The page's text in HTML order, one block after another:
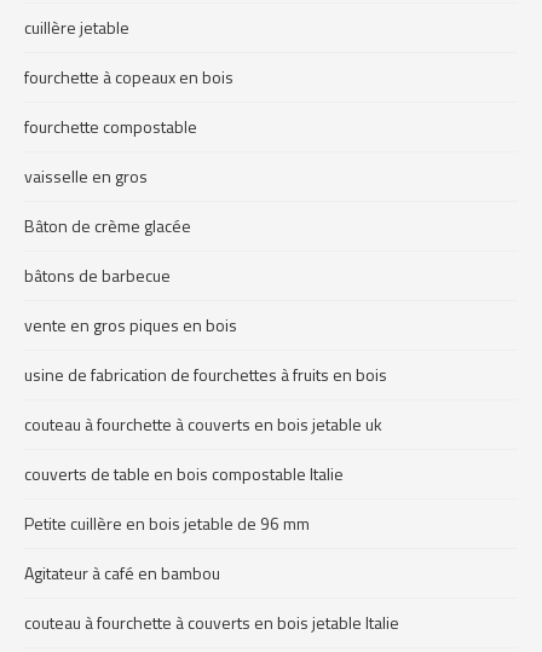
cuillère jetable
fourchette à copeaux en bois
fourchette compostable
vaisselle en gros
Bâton de crème glacée
bâtons de barbecue
vente en gros piques en bois
usine de fabrication de fourchettes à fruits en bois
couteau à fourchette à couverts en bois jetable uk
couverts de table en bois compostable Italie
Petite cuillère en bois jetable de 96 mm
Agitateur à café en bambou
couteau à fourchette à couverts en bois jetable Italie